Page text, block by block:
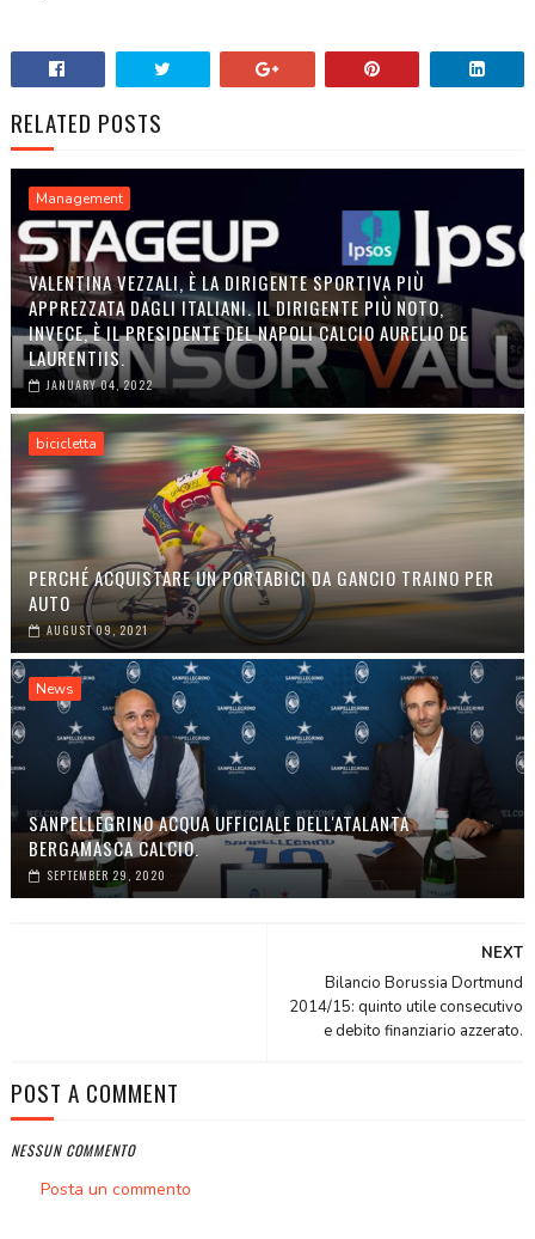
RELATED POSTS
Management
VALENTINA VEZZALI, È LA DIRIGENTE SPORTIVA PIÙ
APPREZZATA DAGLI ITALIANI. IL DIRIGENTE PIÙ NOTO,
INVECE, È IL PRESIDENTE DEL NAPOLI CALCIO AURELIO DE
LAURENTIIS.
JANUARY 04, 2022
bicicletta
PERCHÉ ACQUISTARE UN PORTABICI DA GANCIO TRAINO PER
AUTO
AUGUST 09, 2021
News
SANPELLEGRINO ACQUA UFFICIALE DELL'ATALANTA
BERGAMASCA CALCIO.
SEPTEMBER 29, 2020
NEXT
Bilancio Borussia Dortmund
2014/15: quinto utile consecutivo
e debito finanziario azzerato.
POST A COMMENT
NESSUN COMMENTO
Posta un commento